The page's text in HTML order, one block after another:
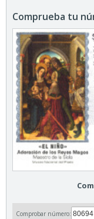
Comprueba tu
Comprobar número: